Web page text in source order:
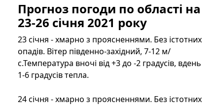
Прогноз погоди по області на
23-26 січня 2021 року
23 січня - хмарно з проясненнями. Без істотних
опадів. Вітер південно-західний, 7-12 м/
с.Температура вночі від +3 до -2 градусів, вдень
1-6 градусів тепла.
24 січня - хмарно з проясненнями. Без істотних